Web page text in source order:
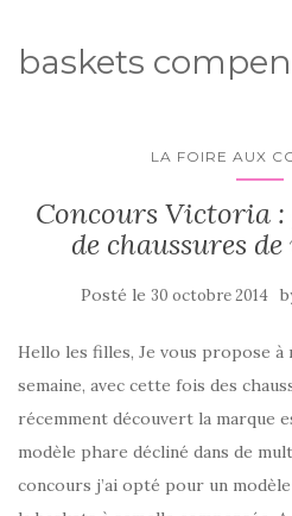
baskets
LA FOIRE AUX
Concours Victoria :
de chaussures
Posté le 30 octobre 2014
Hello les filles, Je vous propose à
semaine, avec cette fois des
récemment découvert la marque
modèle phare décliné dans de
concours j’ai opté pour un